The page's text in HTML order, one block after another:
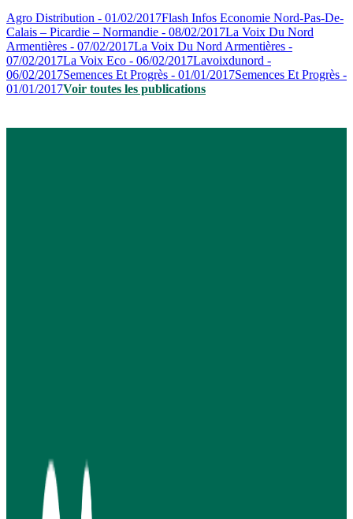
Agro Distribution - 01/02/2017Flash Infos Economie Nord-Pas-De-
Calais – Picardie – Normandie - 08/02/2017La Voix Du Nord
Armentières - 07/02/2017La Voix Du Nord Armentières -
07/02/2017La Voix Eco - 06/02/2017Lavoixdunord -
06/02/2017Semences Et Progrès - 01/01/2017Semences Et Progrès -
01/01/2017Voir toutes les publications